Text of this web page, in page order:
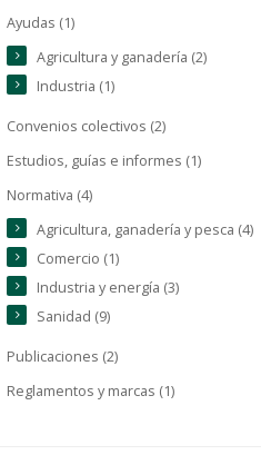
Ayudas (1)
Agricultura y ganadería (2)
Industria (1)
Convenios colectivos (2)
Estudios, guías e informes (1)
Normativa (4)
Agricultura, ganadería y pesca (4)
Comercio (1)
Industria y energía (3)
Sanidad (9)
Publicaciones (2)
Reglamentos y marcas (1)